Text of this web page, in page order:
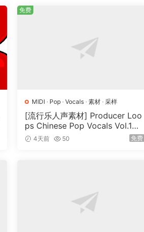
MIDI · Pop ·Vocals ·素材 ·采样
[流行乐人声素材] Producer Loo
ps Chinese Pop Vocals Vol.1
[WAV, MiDi, REX]（3.21GB）
4天前 50 免费
免费